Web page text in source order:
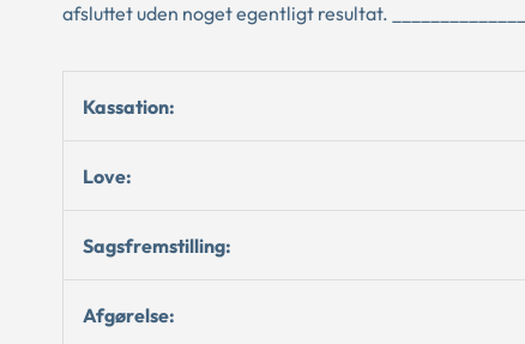
afsluttet uden noget egentligt resultat.
Kassation:
Love:
Sagsfremstilling:
Afgørelse: